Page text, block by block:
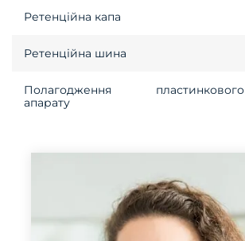
Ретенційна капа
Ретенційна шина
Полагодження пластинкового
апарату